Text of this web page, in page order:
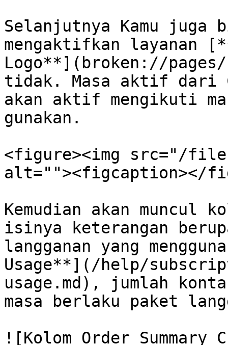
Selanjutnya Kamu juga
mengaktifkan layanan
Logo**](broken://pages/
tidak. Masa aktif dari
akan aktif mengikuti
gunakan.
<figure><img src="/files/
alt=""><figcaption></
Kemudian akan muncul
isinya keterangan
langganan yang
Usage**](/help/
usage.md), jumlah
masa berlaku paket
![Kolom Order Summary